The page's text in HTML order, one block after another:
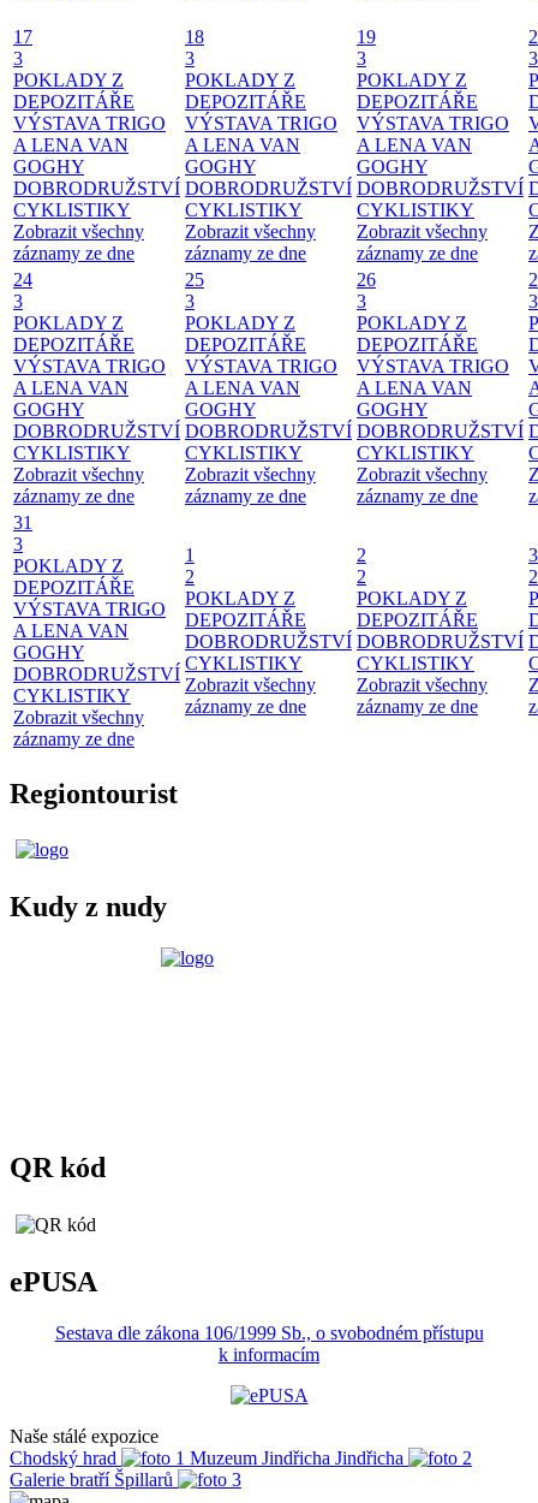
17
3
POKLADY Z
DEPOZITÁŘE
VÝSTAVA TRIGO
A LENA VAN
GOGHY
DOBRODRUŽSTVÍ
CYKLISTIKY
Zobrazit všechny
záznamy ze dne
18
3
POKLADY Z
DEPOZITÁŘE
VÝSTAVA TRIGO
A LENA VAN
GOGHY
DOBRODRUŽSTVÍ
CYKLISTIKY
Zobrazit všechny
záznamy ze dne
19
3
POKLADY Z
DEPOZITÁŘE
VÝSTAVA TRIGO
A LENA VAN
GOGHY
DOBRODRUŽSTVÍ
CYKLISTIKY
Zobrazit všechny
záznamy ze dne
3
24
3
POKLADY Z
DEPOZITÁŘE
VÝSTAVA TRIGO
A LENA VAN
GOGHY
DOBRODRUŽSTVÍ
CYKLISTIKY
Zobrazit všechny
záznamy ze dne
25
3
POKLADY Z
DEPOZITÁŘE
VÝSTAVA TRIGO
A LENA VAN
GOGHY
DOBRODRUŽSTVÍ
CYKLISTIKY
Zobrazit všechny
záznamy ze dne
26
3
POKLADY Z
DEPOZITÁŘE
VÝSTAVA TRIGO
A LENA VAN
GOGHY
DOBRODRUŽSTVÍ
CYKLISTIKY
Zobrazit všechny
záznamy ze dne
3
31
3
POKLADY Z
DEPOZITÁŘE
VÝSTAVA TRIGO
A LENA VAN
GOGHY
DOBRODRUŽSTVÍ
CYKLISTIKY
Zobrazit všechny
záznamy ze dne
1
2
POKLADY Z
DEPOZITÁŘE
DOBRODRUŽSTVÍ
CYKLISTIKY
Zobrazit všechny
záznamy ze dne
2
2
POKLADY Z
DEPOZITÁŘE
DOBRODRUŽSTVÍ
CYKLISTIKY
Zobrazit všechny
záznamy ze dne
3
2
Regiontourist
Kudy z nudy
QR kód
ePUSA
Sestava dle zákona 106/1999 Sb., o svobodném přístupu
k informacím
Naše stálé expozice
Chodský hrad
Muzeum Jindřicha Jindřicha
Galerie bratří Špillarů